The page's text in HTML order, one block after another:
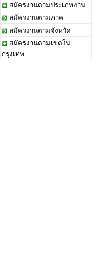
สมัครงานตามประเภทงาน
สมัครงานตามภาค
สมัครงานตามจังหวัด
สมัครงานตามเขตใน
กรุงเทพ